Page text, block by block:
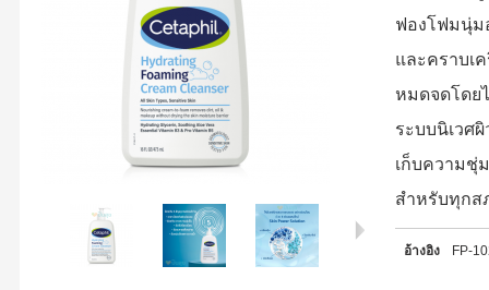
ฟองโฟมนุ่ม
และคราบเ
หมดจดโดย
ระบบนิเวศ
เก็บความชุ่
สำหรับทุกส
อ้างอิง FP-